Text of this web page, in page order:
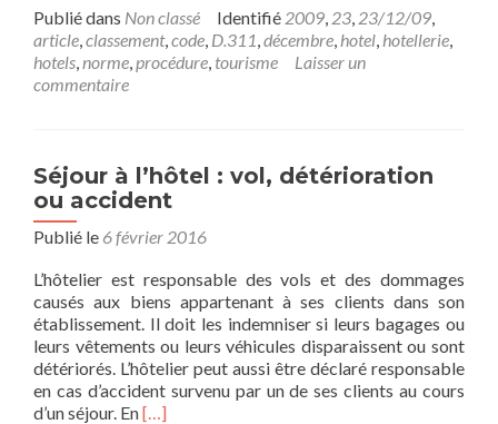
plus
surArrêté
du
les
normes
de
classement
des
hôtels
de
tourisme
Publié dans Non classé Identifié 2009, 23, 23/12/09,
article,classement,code, D.311,décembre, hotel, hotellerie,
hotels,norme,procédure, tourisme
Laisser un
commentaire
Séjour à l’hôtel : vol, détérioration
ou accident
Publié le 6 février 2016
L’hôtelier est responsable des vols et des dommages
causés aux biens appartenant à ses clients dans son
établissement. Il doit les indemniser si leurs bagages ou
leurs vêtements ou leurs véhicules disparaissent ou sont
détériorés. L’hôtelier peut aussi être déclaré responsable
en cas d’accident survenu par un de ses clients au cours
d’un séjour. EnEn
[…]